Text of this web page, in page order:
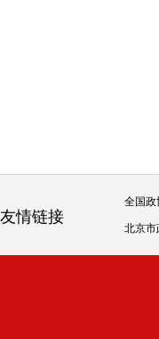
友情链接
全国政
北京市